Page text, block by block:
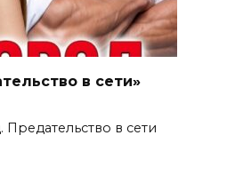
в сети»
Предательство в сети